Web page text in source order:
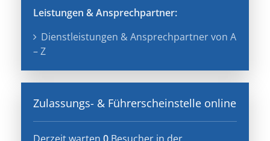
Leistungen & Ansprechpartner:
Dienstleistungen & Ansprechpartner von A
– Z
Zulassungs- & Führerscheinstelle online
Derzeit warten 0 Besucher in der